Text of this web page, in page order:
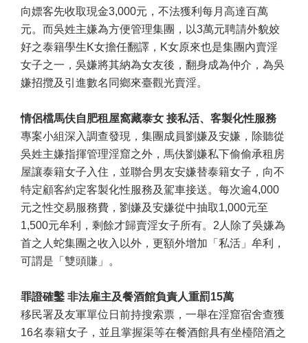
向嫖客先收取現金3,000元，不法獲利每月高達百萬
元。而吳姓主嫌為方便管理集團，以3萬元聘請外貌姣
好之泰籍學生K女擔任翻譯， K女原來也是集團內賣淫
女子之一，吳嫌將其納為女友後，翻身成為仲介，為吳
嫌招攬及引進數名同鄉來臺觀光賣淫。
情侶檔馬伕自肥租屋窩藏泰女 接私活、客製化性服務
專案小組深入調查發現，集團成員劉嫌及安嫌，除聽從
吳姓主嫌指揮管理淫窟之外，馬伕劉嫌私下偷偷承租房
屋讓泰籍女子入住，並聯合男友安嫌替泰籍女子，向不
特定顧客約定客製化性服務及駕車接送。每次逾4,000
元之性交易服務費，劉嫌及安嫌從中抽取1,000元至
1,500元牟利，剩餘才歸賣淫女子所有。2人除了吳嫌為
首之人蛇集團之收入以外，更額外增加「私活」牟利，
可謂是「雙頭賺」。
罪證確鑿 非法雇主及餐酒館負責人重罰15萬
移民署及友軍單位日前持搜索票，一舉在淫窟宿舍查獲
16名泰籍女子，並且掌握渠等在餐酒館具有坐檯陪酒之